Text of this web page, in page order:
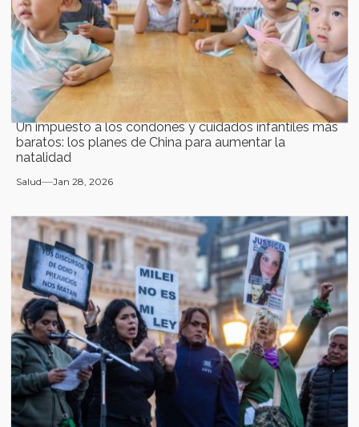
Un impuesto a los condones y cuidados infantiles más
baratos: los planes de China para aumentar la
natalidad
Salud Jan 28, 2026